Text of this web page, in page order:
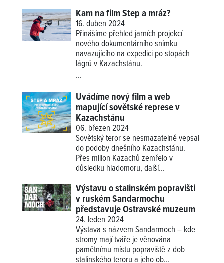
Kam na film Step a mráz?
16. duben 2024
Přinášíme přehled jarních projekcí
nového dokumentárního snímku
navazujícího na expedici po stopách
lágrů v Kazachstánu.
...
Uvádíme nový film a web
mapující sovětské represe v
Kazachstánu
06. březen 2024
Sovětský teror se nesmazatelně vepsal
do podoby dnešního Kazachstánu.
Přes milion Kazachů zemřelo v
důsledku hladomoru, další...
Výstavu o stalinském popravišti
v ruském Sandarmochu
představuje Ostravské muzeum
24. leden 2024
Výstava s názvem Sandarmoch – kde
stromy mají tváře je věnována
pamětnímu místu popraviště z dob
stalinského teroru a jeho ob...